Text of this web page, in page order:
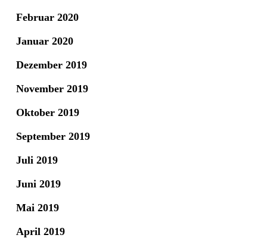
Februar 2020
Januar 2020
Dezember 2019
November 2019
Oktober 2019
September 2019
Juli 2019
Juni 2019
Mai 2019
April 2019